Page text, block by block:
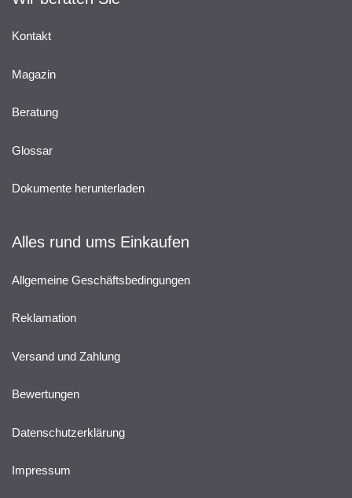
Kontakt
Magazin
Beratung
Glossar
Dokumente herunterladen
Alles rund ums Einkaufen
Allgemeine Geschäftsbedingungen
Reklamation
Versand und Zahlung
Bewertungen
Datenschutzerklärung
Impressum